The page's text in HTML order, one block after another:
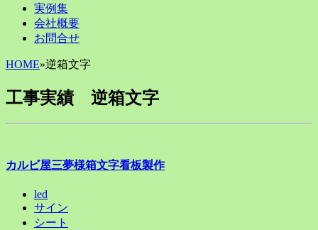
実例集
会社概要
お問合せ
HOME»逆箱文字
工事実績 逆箱文字
カルビ屋三夢様箱文字看板製作
led
サイン
シート